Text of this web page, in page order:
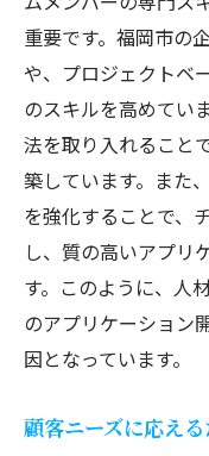
重要です。福岡市の
や、プロジェクトベ
のスキルを高めてい
法を取り入れること
築しています。また
を強化することで、
し、質の高いアプリ
す。このように、人
のアプリケーション
因となっています。
顧客ニーズに応え